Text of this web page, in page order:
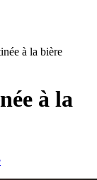
à la bière
à la